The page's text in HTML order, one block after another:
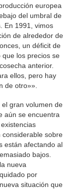
europea
del umbral de
En 1991, vimos
de alrededor de
un déficit de
que los precios se
anterior.
ellos, pero hay
de otro»».
gran volumen de
aún se encuentra
sobre
están afectando al
bajos.
nueva
por
situación que